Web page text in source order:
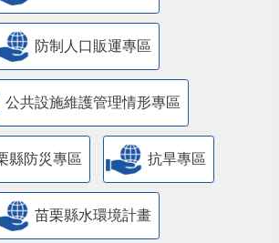
防制人口販運專區
​公共設施維護管理情形專區
縣防災專區 抗旱專區
苗栗縣水環境計畫